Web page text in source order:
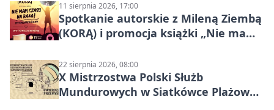
11 sierpnia 2026, 17:00
Spotkanie autorskie z Mileną Ziembą
(KORĄ) i promocja książki „Nie mam
22 sierpnia 2026, 08:00
X Mistrzostwa Polski Służb
Mundurowych w Siatkówce Plażowej